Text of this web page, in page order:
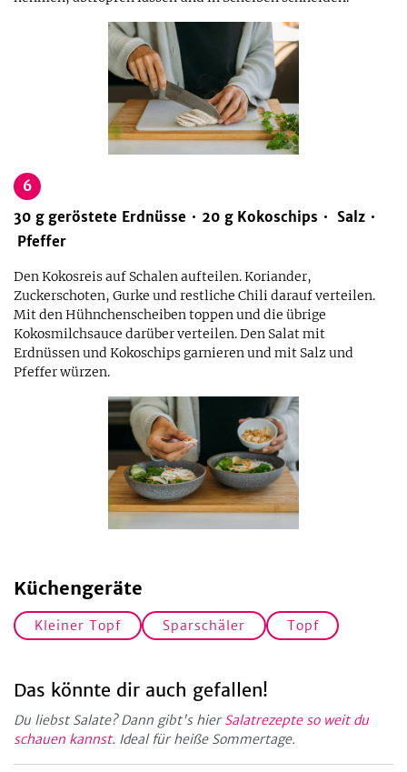
6
30 g geröstete Erdnüsse 20 g Kokoschips
Salz
Pfeffer
Den Kokosreis auf Schalen aufteilen. Koriander,
Zuckerschoten, Gurke und restliche Chili darauf verteilen.
Mit den Hühnchenscheiben toppen und die übrige
Kokosmilchsauce darüber verteilen. Den Salat mit
Erdnüssen und Kokoschips garnieren und mit Salz und
Pfeffer würzen.
Küchengeräte
Kleiner Topf Sparschäler Topf
Das könnte dir auch gefallen!
Du liebst Salate? Dann gibt's hierSalatrezepte so weit du
schauen kannst. Ideal für heiße Sommertage.